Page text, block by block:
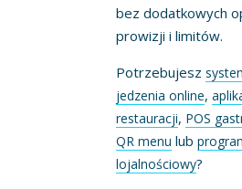
bez dodatkowych
prowizji i limitów.
Potrzebujesz
jedzenia online,
restauracji, POS
QR menu lub
lojalnościowy?